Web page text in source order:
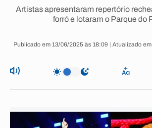
Artistas apresentaram repertório
forró e lotaram o Parque do
Publicado em 13/06/2025 às 18:09 | Atualizado